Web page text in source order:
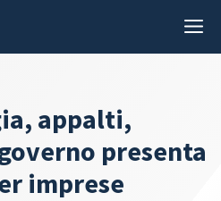
appalti,
presenta
imprese